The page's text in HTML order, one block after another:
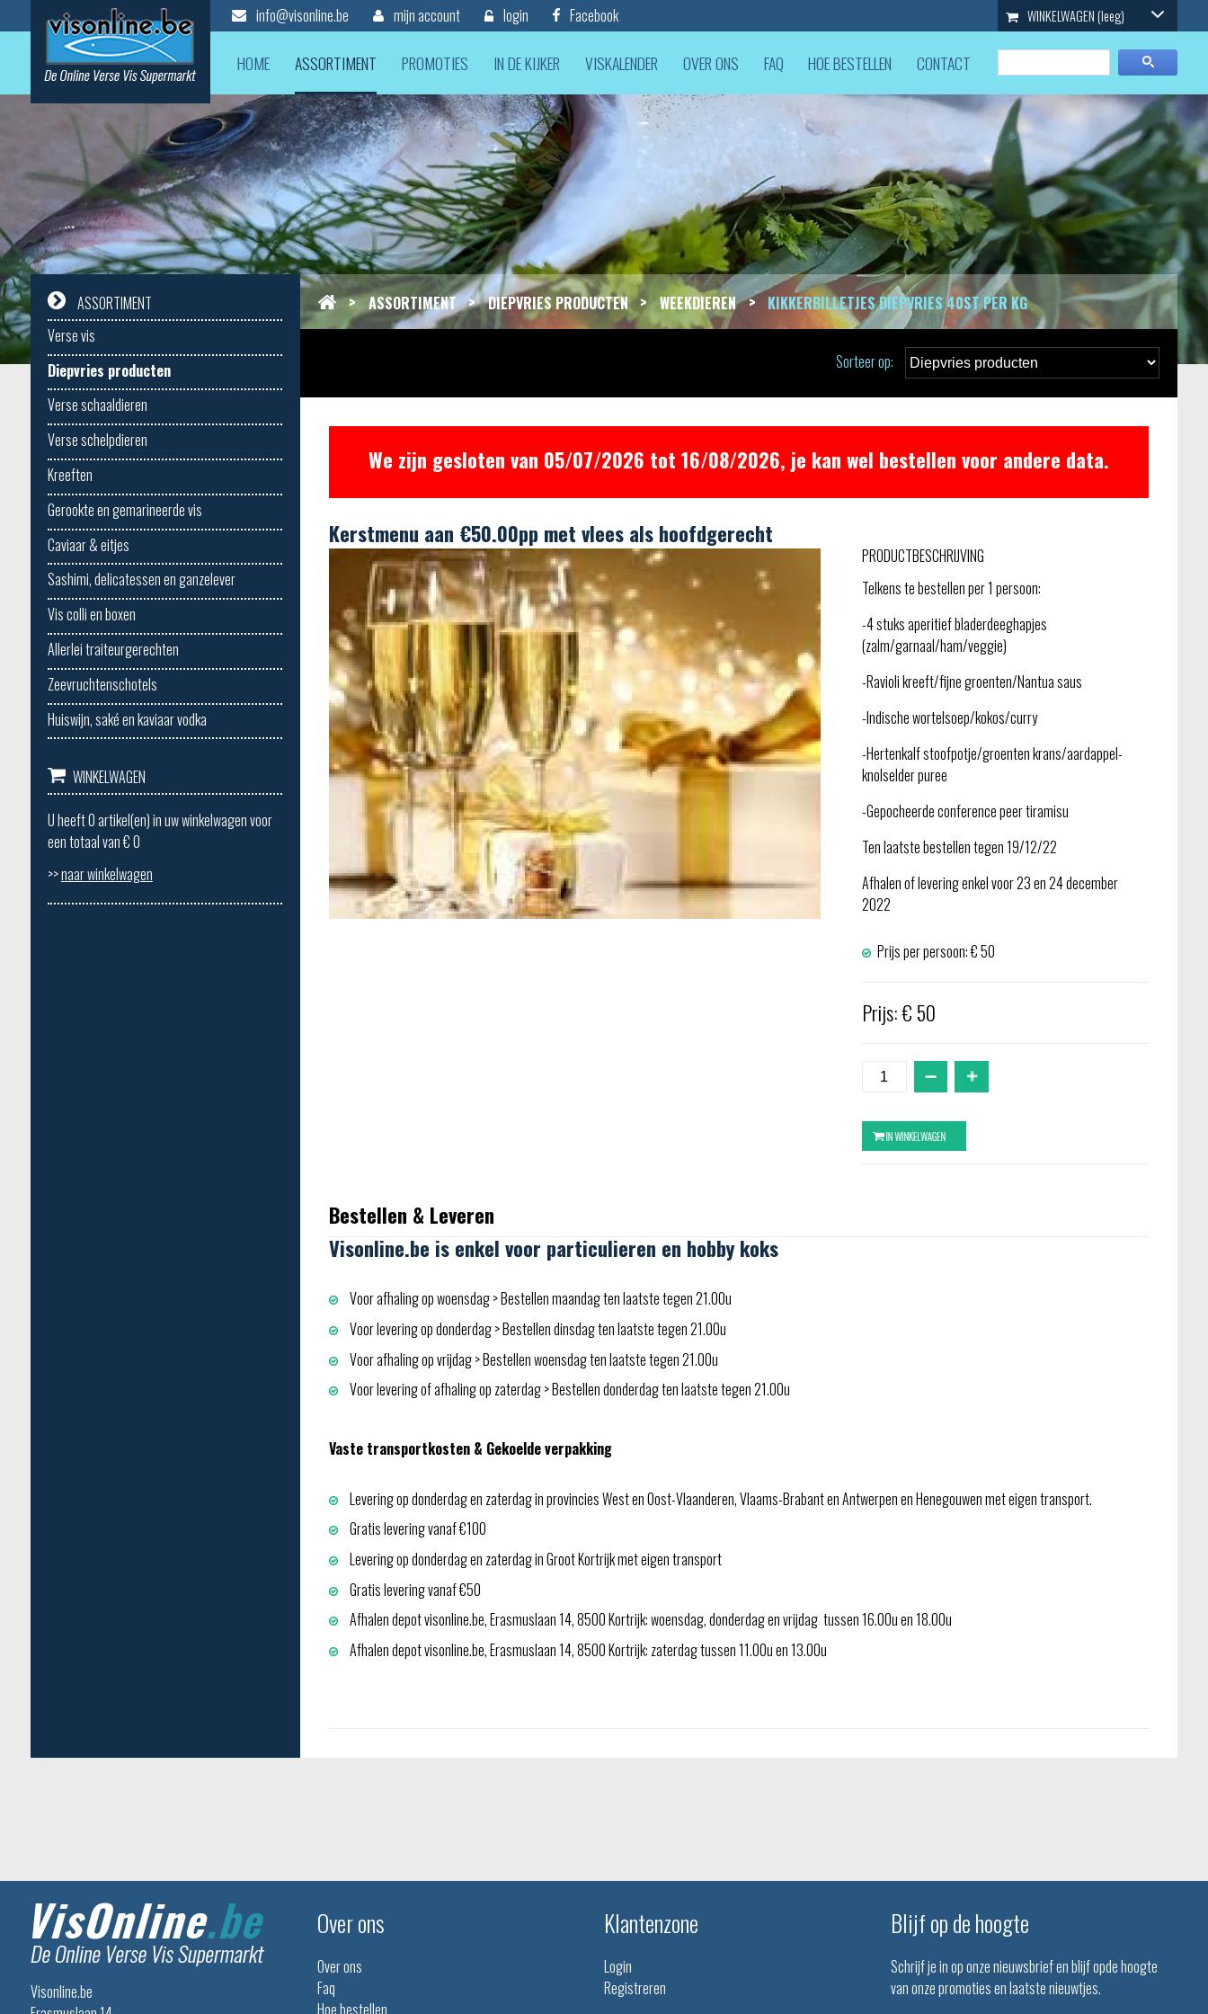
info@visonline.be mijn account login Facebook WINKELWAGEN(leeg)
HOME ASSORTIMENT PROMOTIES IN DE KIJKER VISKALENDER OVER ONS FAQ HOE BESTELLEN CONTACT
ASSORTIMENT
Verse vis
Diepvries producten
Verse schaaldieren
Verse schelpdieren
Kreeften
Gerookte en gemarineerde vis
Caviaar & eitjes
Sashimi, delicatessen en ganzelever
Vis colli en boxen
Allerlei traiteurgerechten
Zeevruchtenschotels
Huiswijn, saké en kaviaar vodka
WINKELWAGEN
U heeft0artikel(en) in uw winkelwagen voor
een totaal van €0
>>naar winkelwagen
> ASSORTIMENT > DIEPVRIES PRODUCTEN > WEEKDIEREN > KIKKERBILLETJES DIEPVRIES 40ST PER KG
Sorteer op:
We zijn gesloten van 05/07/2026 tot 16/08/2026, je kan wel bestellen voor andere data.
Kerstmenu aan €50.00pp met vlees als hoofdgerecht
PRODUCTBESCHRIJVING
Telkens te bestellen per 1 persoon:
-4 stuks aperitief bladerdeeghapjes
(zalm/garnaal/ham/veggie)
-Ravioli kreeft/fijne groenten/Nantua saus
-Indische wortelsoep/kokos/curry
-Hertenkalf stoofpotje/groenten krans/aardappel-
knolselder puree
-Gepocheerde conference peer tiramisu
Ten laatste bestellen tegen 19/12/22
Afhalen of levering enkel voor 23 en 24 december
2022
Prijs per persoon: € 50
Prijs: € 50
Bestellen & Leveren
Visonline.be is enkel voor particulieren en hobby koks
Voor afhaling op woensdag > Bestellen maandag ten laatste tegen 21.00u
Voor levering op donderdag > Bestellen dinsdag ten laatste tegen 21.00u
Voor afhaling op vrijdag > Bestellen woensdag ten laatste tegen 21.00u
Voor levering of afhaling op zaterdag > Bestellen donderdag ten laatste tegen 21.00u
Vaste transportkosten & Gekoelde verpakking
Levering op donderdag en zaterdag in provincies West en Oost-Vlaanderen, Vlaams-Brabant en Antwerpen en Henegouwen met eigen transport.
Gratis levering vanaf €100
Levering op donderdag en zaterdag in Groot Kortrijk met eigen transport
Gratis levering vanaf €50
Afhalen depot visonline.be, Erasmuslaan 14, 8500 Kortrijk: woensdag, donderdag en vrijdag tussen 16.00u en 18.00u
Afhalen depot visonline.be, Erasmuslaan 14, 8500 Kortrijk: zaterdag tussen 11.00u en 13.00u
Visonline.be
Over ons
Over ons
Faq
Klantenzone
Login
Registreren
Blijf op de hoogte
Schrijf je in op onze nieuwsbrief en blijf opde hoogte
van onze promoties en laatste nieuwtjes.